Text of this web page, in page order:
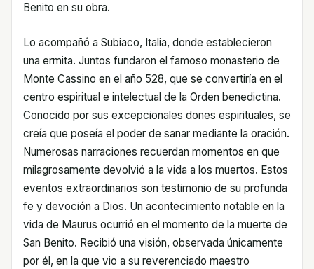
Benito en su obra.
Lo acompañó a Subiaco, Italia, donde establecieron
una ermita. Juntos fundaron el famoso monasterio de
Monte Cassino en el año 528, que se convertiría en el
centro espiritual e intelectual de la Orden benedictina.
Conocido por sus excepcionales dones espirituales, se
creía que poseía el poder de sanar mediante la oración.
Numerosas narraciones recuerdan momentos en que
milagrosamente devolvió a la vida a los muertos. Estos
eventos extraordinarios son testimonio de su profunda
fe y devoción a Dios. Un acontecimiento notable en la
vida de Maurus ocurrió en el momento de la muerte de
San Benito. Recibió una visión, observada únicamente
por él, en la que vio a su reverenciado maestro